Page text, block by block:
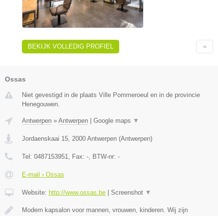
BEKIJK VOLLEDIG PROFIEL
Ossas
Niet gevestigd in de plaats Ville Pommeroeul en in de provincie
Henegouwen.
Antwerpen » Antwerpen | Google maps ▼
Jordaenskaai 15 2000 Antwerpen (Antwerpen)
Tel: 0487153951 , Fax: - , BTW-nr: -
E-mail › Ossas
Website: http://www.ossas.be | Screenshot ▼
Modern kapsalon voor mannen, vrouwen, kinderen. Wij zijn